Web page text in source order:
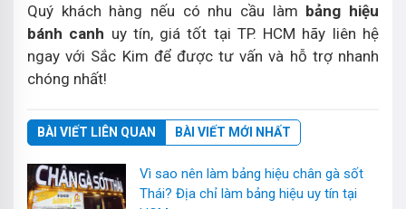
Quý khách hàng nếu có nhu cầu làm bảng hiệu
bánh canh uy tín, giá tốt tại TP. HCM hãy liên hệ
ngay với Sắc Kim để được tư vấn và hỗ trợ nhanh
chóng nhất!
BÀI VIẾT LIÊN QUAN BÀI VIẾT MỚI NHẤT
Vì sao nên làm bảng hiệu chân gà sốt
Thái? Địa chỉ làm bảng hiệu uy tín tại